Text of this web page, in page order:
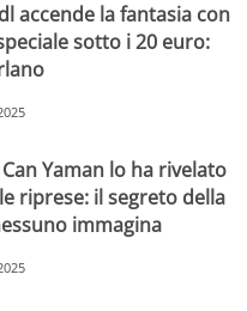
accende la fantasia con
sotto i 20 euro:
Yaman lo ha rivelato
riprese: il segreto della
immagina